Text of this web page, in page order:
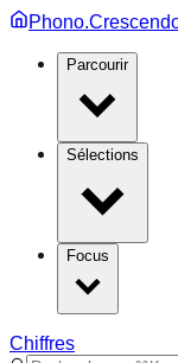
Parcourir
Sélections
Focus
Chiffres